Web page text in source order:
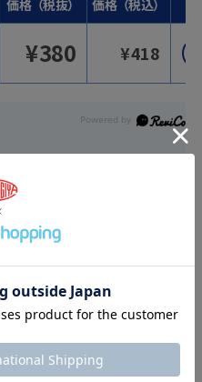
価格（税抜） 価格（税込）
¥380 ¥418
ユーザーレビュー
表示：新しい順
！